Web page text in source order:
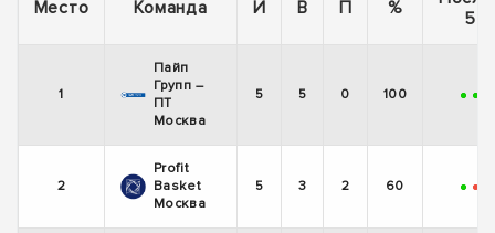
Место Команда И В П %
5
1
Пайп
Групп –
ПТ
Москва
5 5 0 100 + +
2
Profit
Basket
Москва
5 3 2 60 + -